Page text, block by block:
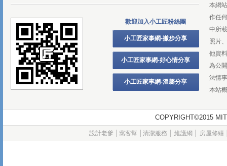
歡迎加入小工匠粉絲團
小工匠家事網-撇步分享
小工匠家事網-好心情分享
小工匠家事網-溫馨分享
本網
作任
中所
照片
他資
為公
法情
本站
COPYRIGHT©2015
設計老爹 窩客幫 清潔服務 維護網 房屋修繕